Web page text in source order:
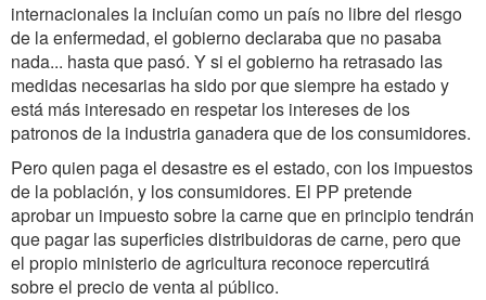
internacionales la incluían como un país no libre del riesgo
de la enfermedad, el gobierno declaraba que no pasaba
nada... hasta que pasó. Y si el gobierno ha retrasado las
medidas necesarias ha sido por que siempre ha estado y
está más interesado en respetar los intereses de los
patronos de la industria ganadera que de los consumidores.
Pero quien paga el desastre es el estado, con los impuestos
de la población, y los consumidores. El PP pretende
aprobar un impuesto sobre la carne que en principio tendrán
que pagar las superficies distribuidoras de carne, pero que
el propio ministerio de agricultura reconoce repercutirá
sobre el precio de venta al público.